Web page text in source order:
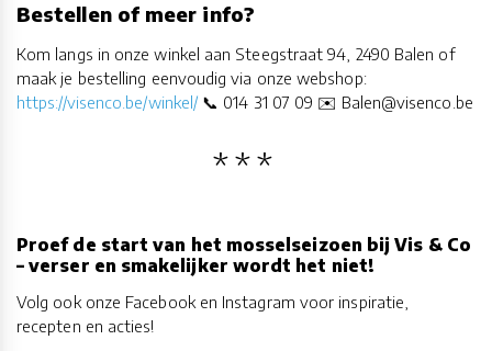
Bestellen of meer info?
Kom langs in onze winkel aan Steegstraat 94, 2490 Balen of
maak je bestelling eenvoudig via onze webshop:
https://visenco.be/winkel/ 📞 014 31 07 09 ✉️ Balen@visenco.be
Proef de start van het mosselseizoen bij Vis & Co
– verser en smakelijker wordt het niet!
Volg ook onze Facebook en Instagram voor inspiratie,
recepten en acties!